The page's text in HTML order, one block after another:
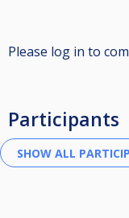
Please log in to
Participants